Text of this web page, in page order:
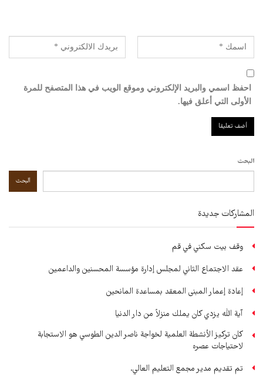
احفظ اسمي والبريد الإلكتروني وموقع الويب في هذا المتصفح للمرة
الأولى التي أعلق فيها.
البحث
البحث
المشاركات جديدة
وقف بيت سكني في قم
عقد الاجتماع الثاني لمجلس إدارة مؤسسة المحسنين والداعمين
إعادة إعمار المبنى المعقد بمساعدة المانحين
آية الله يزدي كان يملك منزلاً من دار الدنيا
كان تركيز الأنشطة العلمية لخواجة ناصر الدين الطوسي هو الاستجابة
لاحتياجات عصره
تم تقديم مدير مجمع التعليم العالي.